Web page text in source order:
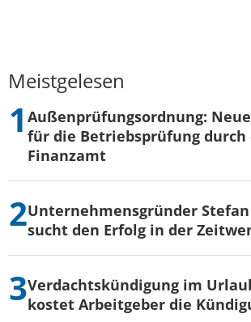
Meistgelesen
Außenprüfungsordnung:
für die Betriebsprüfung durch
Finanzamt
Unternehmensgründer
sucht den Erfolg in der
Verdachtskündigung im
kostet Arbeitgeber die